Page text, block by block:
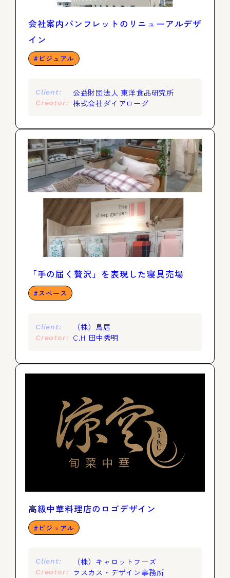
会社案内パンフレットのリニューアルデザ
イン
ビジュアル
Client: 公益財団法人 東洋食品研究所
Creator: 株式会社ダイアローグ
「手の届く贅沢」を表現した寝具売場
スペース
Client: （株）鳥居
Creator: C.H 田中秀明
高級中華料理店のロゴデザイン
ビジュアル
Client: （株）キャロットフーズ
Creator: ラスカス・デザイン事務所